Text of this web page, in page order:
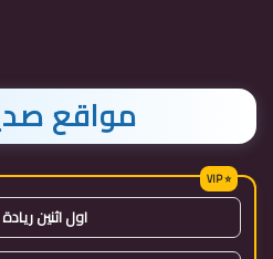
مواقع
اول اثنين